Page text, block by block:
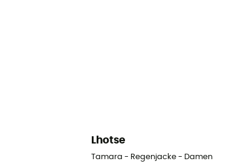
Lhotse
Tamara - Regenjacke - Damen